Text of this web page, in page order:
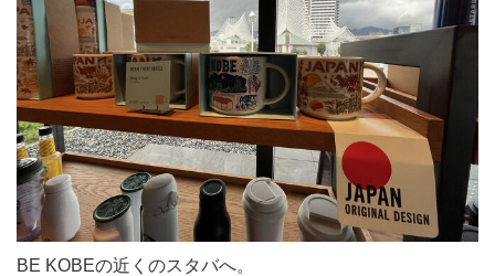
BE KOBEの近くのスタバへ。